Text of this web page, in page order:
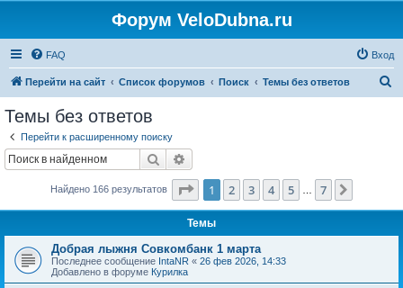
Форум VeloDubna.ru
FAQ Вход
Перейти на сайт Список форумов Поиск Темы без ответов
Темы без ответов
Перейти к расширенному поиску
Поиск
Найдено 166 результатов Страница из
1 2 3 4 5 7
Темы
Добрая лыжня Совкомбанк 1 марта
Последнее сообщение IntaNR « 26 фев 2026, 14:33
Добавлено в форуме Курилка